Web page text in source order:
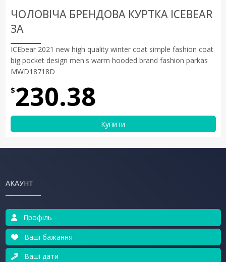
ЧОЛОВІЧА БРЕНДОВА КУРТКА ICEBEAR
ЗА
ICEbear 2021 new high quality winter coat simple fashion coat
big pocket design men's warm hooded brand fashion parkas
MWD18718D
$230.38
Купити
АКАУНТ
Профіль
Ваші бажання
Ваші дати